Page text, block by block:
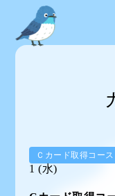
Ｃカード取得コース
1 (水)